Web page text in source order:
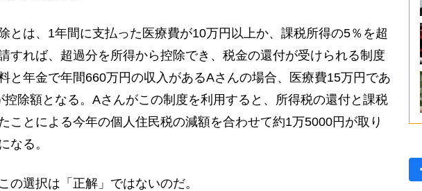
とは、1年間に支払った医療費が10万円以上か、課税所得の5％を超
すれば、超過分を所得から控除でき、税金の還付が受けられる制度
と年金で年間660万円の収入があるAさんの場合、医療費15万円であ
控除額となる。Aさんがこの制度を利用すると、所得税の還付と課税
ことによる今年の個人住民税の減額を合わせて約1万5000円が取り
なる。
の選択は「正解」ではないのだ。